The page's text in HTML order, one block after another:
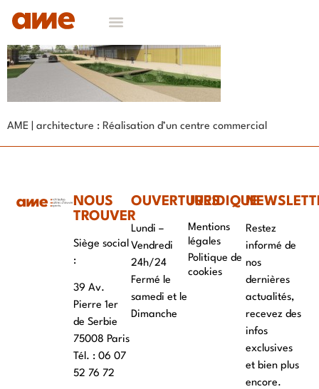
AME | architecture : Réalisation d’un centre commercial
NOUS
TROUVER
Siège social
:
39 Av.
Pierre 1er
de Serbie
75008 Paris
Tél. : ‭06 07
52 76 72
OUVERTURES
Lundi –
Vendredi
24h/24
Fermé le
samedi et le
Dimanche
JURIDIQUE
Mentions
légales
Politique de
cookies
Restez
informé de
nos
dernières
actualités,
recevez des
infos
exclusives
et bien plus
encore.